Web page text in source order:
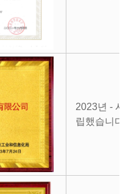
2023년 - 시
립했습니다.